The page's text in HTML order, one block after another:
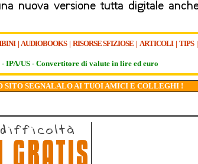
| AUDIOBOOKS| RISORSE SFIZIOSE | ARTICOLI| TIPS|
- IPA/US - Convertitore di valute in lire ed euro
SITO SEGNALALO AI TUOI AMICI E COLLEGHI !